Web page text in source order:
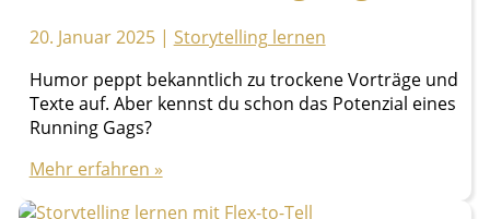
20. Januar 2025 | Storytelling lernen
Humor peppt bekanntlich zu trockene Vorträge und
Texte auf. Aber kennst du schon das Potenzial eines
Running Gags?
Was
Mehr erfahren »